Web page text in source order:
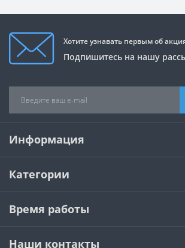
Хотите узнавать первым об
Подпишитесь на нашу
Информация
Категории
Время работы
Наши контакты